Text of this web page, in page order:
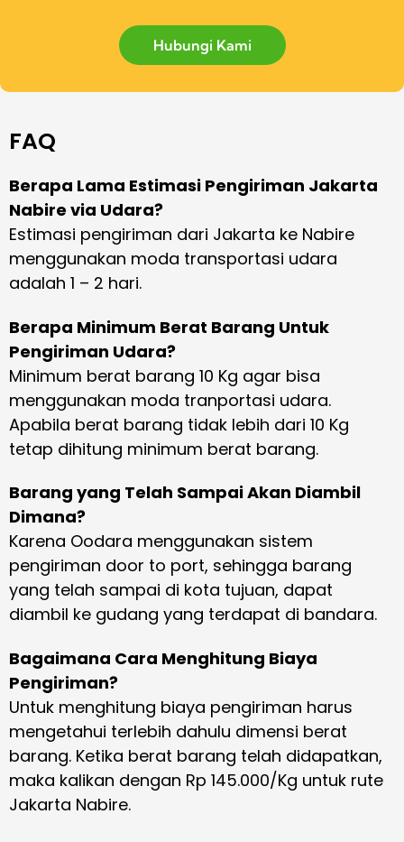
Hubungi Kami
FAQ
Berapa Lama Estimasi Pengiriman Jakarta
Nabire via Udara?
Estimasi pengiriman dari Jakarta ke Nabire
menggunakan moda transportasi udara
adalah 1 – 2 hari.
Berapa Minimum Berat Barang Untuk
Pengiriman Udara?
Minimum berat barang 10 Kg agar bisa
menggunakan moda tranportasi udara.
Apabila berat barang tidak lebih dari 10 Kg
tetap dihitung minimum berat barang.
Barang yang Telah Sampai Akan Diambil
Dimana?
Karena Oodara menggunakan sistem
pengiriman door to port, sehingga barang
yang telah sampai di kota tujuan, dapat
diambil ke gudang yang terdapat di bandara.
Bagaimana Cara Menghitung Biaya
Pengiriman?
Untuk menghitung biaya pengiriman harus
mengetahui terlebih dahulu dimensi berat
barang. Ketika berat barang telah didapatkan,
maka kalikan dengan Rp 145.000/Kg untuk rute
Jakarta Nabire.